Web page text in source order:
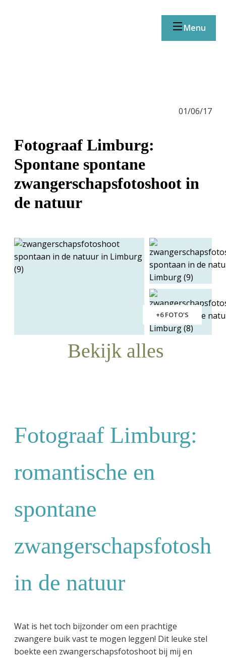
Menu
01/06/17
Fotograaf Limburg:
Spontane spontane
zwangerschapsfotoshoot in
de natuur
+6 FOTO'S
Bekijk alles
Fotograaf Limburg:
romantische en
spontane
in de natuur
Wat is het toch bijzonder om een prachtige
zwangere buik vast te mogen leggen! Dit leuke stel
boekte een zwangerschapsfotoshoot bij mij en